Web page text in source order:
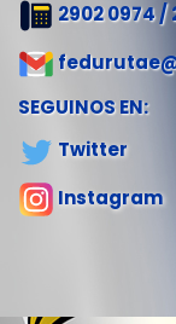
2902 0974 /
SEGUINOS EN:
Twitter
Instagram